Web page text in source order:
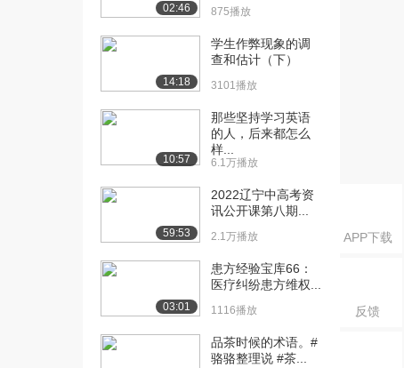
APP下载
反馈
课：顺序栈的基本操...
课：链式栈的基本操...
[18] 华中科技大学公开
课：栈的应用
1.3万播放
[19] 华中科技大学公开
课：队列的相关概念
1.0万播放
[20] 华中科技大学公开
课：链式队列的基本...
1.0万播放
02:46 875播放
14:18
学生作弊现象的调
查和估计（下）
3101播放
10:57
那些坚持学习英语
的人，后来都怎么
样...
6.1万播放
59:53
2022辽宁中高考资
讯公开课第八期...
2.1万播放
03:01
患方经验宝库66：
医疗纠纷患方维权...
1116播放
品茶时候的术语。#
骆骆整理说 #茶...